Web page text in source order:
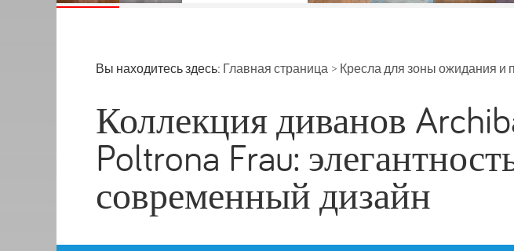
Вы находитесь здесь: Главная страница > Кресла для зоны ожидания и
Коллекция диванов
Poltrona Frau:
современный дизайн